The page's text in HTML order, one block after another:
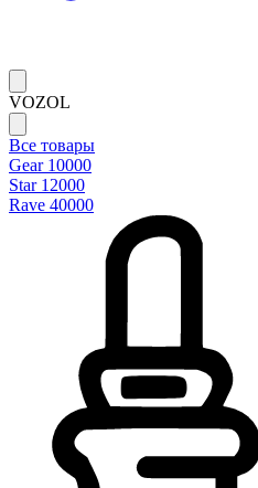
VOZOL
Все товары
Gear 10000
Star 12000
Rave 40000